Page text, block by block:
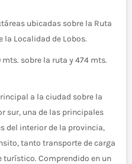
ubicadas sobre la Ruta
la Localidad de Lobos.
sobre la ruta y 474 mts.
a la ciudad sobre la
sur, una de las principales
del interior de la provincia,
tanto transporte de carga
Comprendido en un